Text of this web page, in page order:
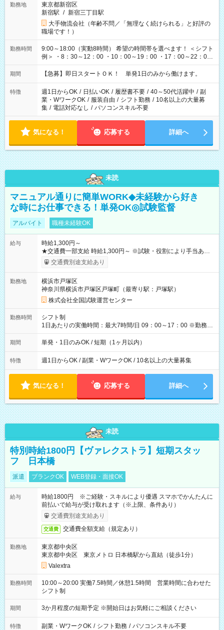
勤務地
東京都新宿区
新宿駅 / 新宿三丁目駅
大手物流会社（年齢不問／「無理なく続けられる」と好評の
職場です！）
勤務時間
9:00～18:00（実動8時間） 希望の時間帯を選べます！ ＜シフト
例＞ ・8：30～12：00 ・10：00～19：00 ・17：00～22：00
・13：00～22：00 ・22：00～翌6：00 など
期間 【急募】即日スタートＯＫ！ 単発1日のみから働けます。
特徴 週1日からOK / 日払いOK / 履歴書不要 / 40～50代活躍中 / 副
業・WワークOK / 服装自由 / シフト勤務 / 10名以上の大量募
集 / 電話対応なし / パソコンスキル不要
気になる！ 応募する 詳細へ
未読
マニュアル通りに簡単WORK◆未経験から好き
な時にお仕事できる！単発OK◎試験監督
アルバイト 職種未経験OK
給与
時給1,300円～
★交通費一部支給 時給1,300円～ ※試験・役割により手当あり
※勤務回数により昇給あり 【即給（前払い）オプションあ
り！】 希望される場合、勤務から1週間ほどで給与の一部を受け
例】 ・河合塾模擬試験 8:30～17:30（休憩1時間） 時給1,300円
×8時間＝日収10,400円＋交通費 ※当日の役割により時給＋100
円の場合あり ・国家試験 7:00～13:30（休憩なし） 時給1,300
円（役割手当＋100円）×6時間＝日収8,400円＋交通費 【試用期
間】試用期間なし
交通費別途支給あり
勤務地
横浜市戸塚区
神奈川県横浜市戸塚区戸塚町（最寄り駅：戸塚駅）
株式会社全国試験運営センター
勤務時間
シフト制
1日あたりの実働時間：最大7時間/日 09：00～17：00 ※勤務時
間は 試験により異なります。
期間 単発・1日のみOK / 短期（1ヶ月以内）
特徴 週1日からOK / 副業・WワークOK / 10名以上の大量募集
気になる！ 応募する 詳細へ
未読
特別時給1800円【ヴァレクストラ】短期スタッ
フ 日本橋
派遣 ブランクOK WEB登録・面接OK
給与
時給1800円 ※ご経験・スキルにより優遇 スマホでかんたんに
前払いで給与が受け取れます（※上限、条件あり）
交通費別途支給あり
交通費 交通費全額支給（規定あり）
勤務地
東京都中央区
東京都中央区 東京メトロ 日本橋駅から直結（徒歩1分）
Valextra
勤務時間
10:00～20:00 実働7.5時間／休憩1.5時間 営業時間に合わせた
シフト制
期間 3か月程度の短期予定 ※開始日はお気軽にご相談ください
特徴 副業・WワークOK / シフト勤務 / パソコンスキル不要